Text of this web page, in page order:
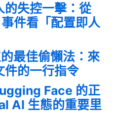
的失控一擊：從
件看「配置即人
最佳偷懶法：來
件的一行指令
Face 的正
AI 生態的重要里